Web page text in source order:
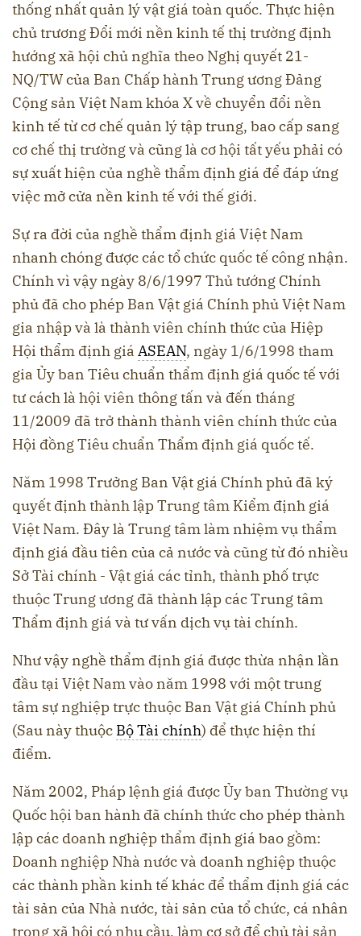
thống nhất quản lý vật giá toàn quốc. Thực hiện
chủ trương Đổi mới nền kinh tế thị trường định
hướng xã hội chủ nghĩa theo Nghị quyết 21-
NQ/TW của Ban Chấp hành Trung ương Đảng
Cộng sản Việt Nam khóa X về chuyển đổi nền
kinh tế từ cơ chế quản lý tập trung, bao cấp sang
cơ chế thị trường và cũng là cơ hội tất yếu phải có
sự xuất hiện của nghề thẩm định giá để đáp ứng
việc mở cửa nền kinh tế với thế giới.
Sự ra đời của nghề thẩm định giá Việt Nam
nhanh chóng được các tổ chức quốc tế công nhận.
Chính vì vậy ngày 8/6/1997 Thủ tướng Chính
phủ đã cho phép Ban Vật giá Chính phủ Việt Nam
gia nhập và là thành viên chính thức của Hiệp
Hội thẩm định giá ASEAN, ngày 1/6/1998 tham
gia Ủy ban Tiêu chuẩn thẩm định giá quốc tế với
tư cách là hội viên thông tấn và đến tháng
11/2009 đã trở thành thành viên chính thức của
Hội đồng Tiêu chuẩn Thẩm định giá quốc tế.
Năm 1998 Trưởng Ban Vật giá Chính phủ đã ký
quyết định thành lập Trung tâm Kiểm định giá
Việt Nam. Đây là Trung tâm làm nhiệm vụ thẩm
định giá đầu tiên của cả nước và cũng từ đó nhiều
Sở Tài chính - Vật giá các tỉnh, thành phố trực
thuộc Trung ương đã thành lập các Trung tâm
Thẩm định giá và tư vấn dịch vụ tài chính.
Như vậy nghề thẩm định giá được thừa nhận lần
đầu tại Việt Nam vào năm 1998 với một trung
tâm sự nghiệp trực thuộc Ban Vật giá Chính phủ
(Sau này thuộc Bộ Tài chính) để thực hiện thí
điểm.
Năm 2002, Pháp lệnh giá được Ủy ban Thường vụ
Quốc hội ban hành đã chính thức cho phép thành
lập các doanh nghiệp thẩm định giá bao gồm:
Doanh nghiệp Nhà nước và doanh nghiệp thuộc
các thành phần kinh tế khác để thẩm định giá các
tài sản của Nhà nước, tài sản của tổ chức, cá nhân
trong xã hội có nhu cầu, làm cơ sở để chủ tài sản